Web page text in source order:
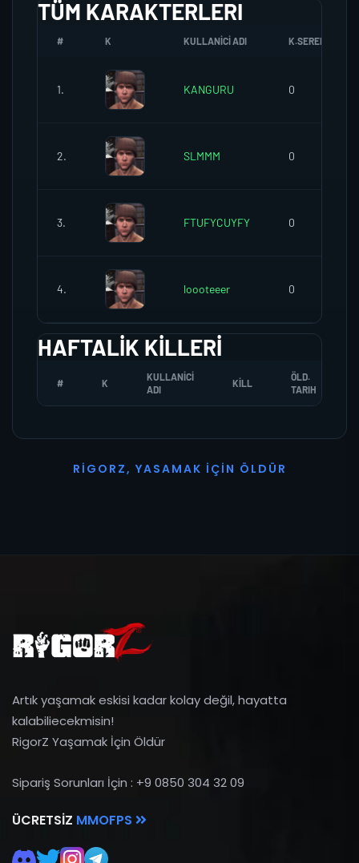
TÜM KARAKTERLERI
# K KULLANICI ADI K.SEREFI
1. KANGURU 0
2. SLMMM 0
3. FTUFYCUYFY 0
4. loooteeer 0
HAFTALIK KILLERI
# K
KULLANICI
ADI
KILL
ÖLD.
TARIH
R I G O R Z, YASAMAK İ ÇI N Ö L D Ü R
Artık yaşamak eskisi kadar kolay değil, hayatta
kalabiliecekmisin!
RigorZ Yaşamak İçin Öldür
Sipariş Sorunları İçin : +9 0850 304 32 09
ÜCRETSIZ MMOFPS